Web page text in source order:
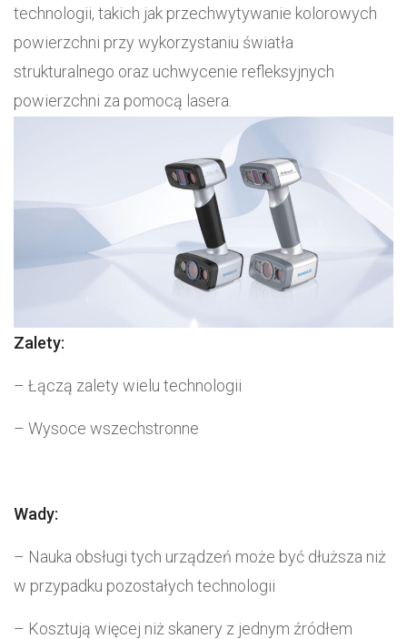
technologii, takich jak przechwytywanie kolorowych
powierzchni przy wykorzystaniu światła
strukturalnego oraz uchwycenie refleksyjnych
powierzchni za pomocą lasera.
Zalety:
– Łączą zalety wielu technologii
– Wysoce wszechstronne
Wady:
– Nauka obsługi tych urządzeń może być dłuższa niż
w przypadku pozostałych technologii
– Kosztują więcej niż skanery z jednym źródłem